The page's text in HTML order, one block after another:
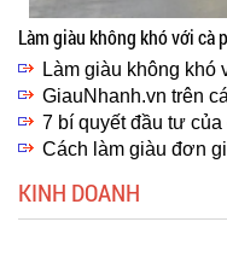
Làm giàu không khó với cà
Làm giàu không khó
GiauNhanh.vn trên
7 bí quyết đầu tư
Cách làm giàu đơn
KINH DOANH